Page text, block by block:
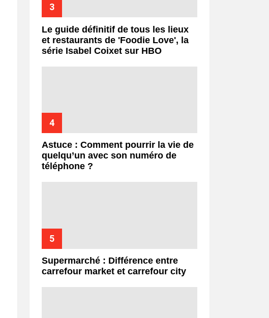
Le guide définitif de tous les lieux
et restaurants de 'Foodie Love', la
série Isabel Coixet sur HBO
Astuce : Comment pourrir la vie de
quelqu’un avec son numéro de
téléphone ?
Supermarché : Différence entre
carrefour market et carrefour city